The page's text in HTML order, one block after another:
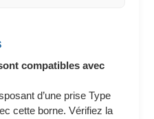
compatibles avec
d’une prise Type
cette borne. Vérifiez la